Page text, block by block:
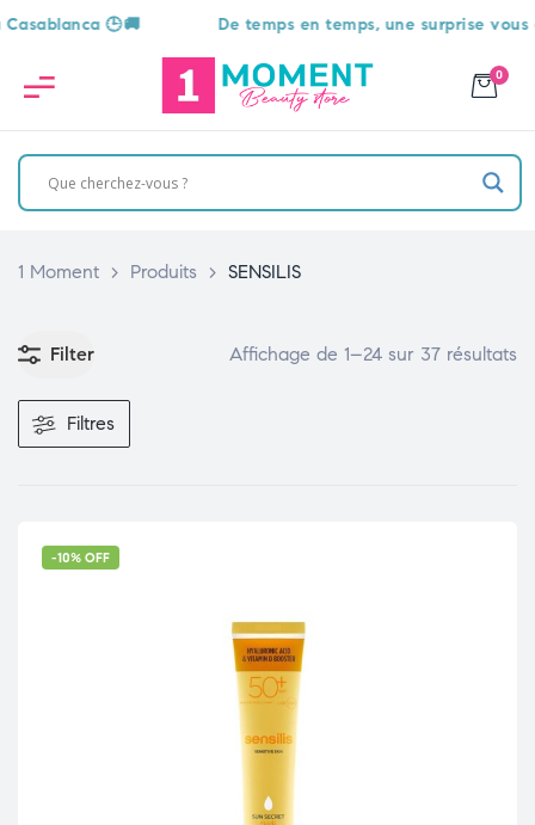
De temps en temps, une surprise vous attend 🎁
0
1 Moment > Produits > SENSILIS
Filter Affichage de 1–24 sur 37 résultats
Filtres
-10% OFF